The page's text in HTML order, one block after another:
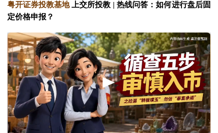
粤开证券投教基地上交所投教 | 热线问答：如何进行盘后固
定价格申报？